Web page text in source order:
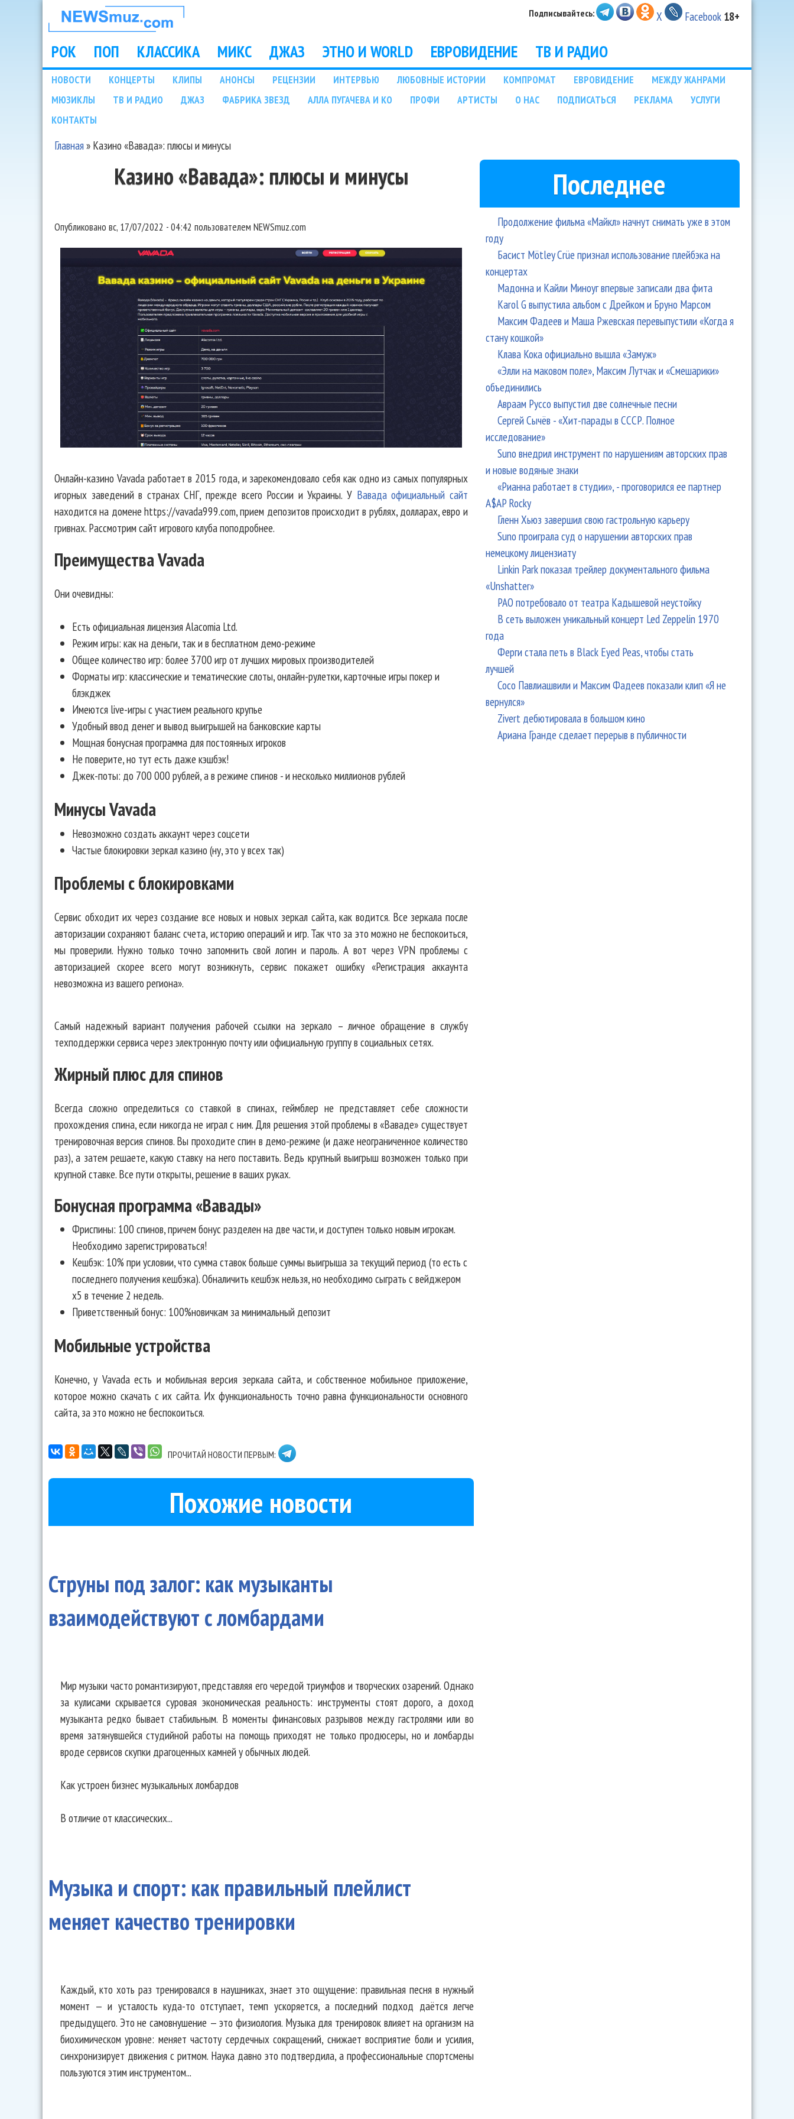
НОВОСТИ
МУЗЫКИ И
ШОУ БИЗНЕСА
NEWSMUZ.COM
Подписывайтесь: X Facebook 18+
Main menu
РОК ПОП КЛАССИКА МИКС ДЖАЗ ЭТНО И WORLD ЕВРОВИДЕНИЕ ТВ И РАДИО
Подразделы
НОВОСТИ КОНЦЕРТЫ КЛИПЫ АНОНСЫ РЕЦЕНЗИИ ИНТЕРВЬЮ ЛЮБОВНЫЕ ИСТОРИИ КОМПРОМАТ ЕВРОВИДЕНИЕ
МЕЖДУ ЖАНРАМИ
МЮЗИКЛЫ
ТВ И РАДИО ДЖАЗ ФАБРИКА ЗВЕЗД АЛЛА ПУГАЧЕВА И КО ПРОФИ АРТИСТЫ О НАС ПОДПИСАТЬСЯ РЕКЛАМА
УСЛУГИ
КОНТАКТЫ
Главная» Казино «Вавада»: плюсы и минусы
Казино «Вавада»: плюсы и минусы
Опубликовано вс, 17/07/2022 - 04:42 пользователем NEWSmuz.com
Онлайн-казино Vavada работает в 2015 года, и зарекомендовало себя как одно из самых популярных
игорных заведений в странах СНГ, прежде всего России и Украины. У Вавада официальный сайт
находится на домене https://vavada999.com, прием депозитов происходит в рублях, долларах, евро и
гривнах. Рассмотрим сайт игрового клуба поподробнее.
Преимущества Vavada
Они очевидны:
Есть официальная лицензия Alacomia Ltd.
Режим игры: как на деньги, так и в бесплатном демо-режиме
Общее количество игр: более 3700 игр от лучших мировых производителей
Форматы игр: классические и тематические слоты, онлайн-рулетки, карточные игры покер и
блэкджек
Имеются live-игры с участием реального крупье
Удобный ввод денег и вывод выигрышей на банковские карты
Мощная бонусная программа для постоянных игроков
Не поверите, но тут есть даже кэшбэк!
Джек-поты: до 700 000 рублей, а в режиме спинов - и несколько миллионов рублей
Минусы Vavada
Невозможно создать аккаунт через соцсети
Частые блокировки зеркал казино (ну, это у всех так)
Проблемы с блокировками
Сервис обходит их через создание все новых и новых зеркал сайта, как водится. Все зеркала после
авторизации сохраняют баланс счета, историю операций и игр. Так что за это можно не беспокоиться,
мы проверили. Нужно только точно запомнить свой логин и пароль. А вот через VPN проблемы с
авторизацией скорее всего могут возникнуть, сервис покажет ошибку «Регистрация аккаунта
невозможна из вашего региона».
Самый надежный вариант получения рабочей ссылки на зеркало – личное обращение в службу
техподдержки сервиса через электронную почту или официальную группу в социальных сетях.
Жирный плюс для спинов
Всегда сложно определиться со ставкой в спинах, геймблер не представляет себе сложности
прохождения спина, если никогда не играл с ним. Для решения этой проблемы в «Ваваде» существует
тренировочная версия спинов. Вы проходите спин в демо-режиме (и даже неограниченное количество
раз), а затем решаете, какую ставку на него поставить. Ведь крупный выигрыш возможен только при
крупной ставке. Все пути открыты, решение в ваших руках.
Бонусная программа «Вавады»
Фриспины: 100 спинов, причем бонус разделен на две части, и доступен только новым игрокам.
Необходимо зарегистрироваться!
Кешбэк: 10% при условии, что сумма ставок больше суммы выигрыша за текущий период (то есть с
последнего получения кешбэка). Обналичить кешбэк нельзя, но необходимо сыграть с вейджером
х5 в течение 2 недель.
Приветственный бонус: 100%новичкам за минимальный депозит
Мобильные устройства
Конечно, у Vavada есть и мобильная версия зеркала сайта, и собственное мобильное приложение,
которое можно скачать с их сайта. Их функциональность точно равна функциональности основного
сайта, за это можно не беспокоиться.
ПРОЧИТАЙ НОВОСТИ ПЕРВЫМ:
Похожие новости
Струны под залог: как музыканты
взаимодействуют с ломбардами
Мир музыки часто романтизируют, представляя его чередой триумфов и творческих озарений. Однако
за кулисами скрывается суровая экономическая реальность: инструменты стоят дорого, а доход
музыканта редко бывает стабильным. В моменты финансовых разрывов между гастролями или во
время затянувшейся студийной работы на помощь приходят не только продюсеры, но и ломбарды
вроде сервисов скупки драгоценных камней у обычных людей.
Как устроен бизнес музыкальных ломбардов
В отличие от классических...
Музыка и спорт: как правильный плейлист
меняет качество тренировки
Каждый, кто хоть раз тренировался в наушниках, знает это ощущение: правильная песня в нужный
момент — и усталость куда-то отступает, темп ускоряется, а последний подход даётся легче
предыдущего. Это не самовнушение — это физиология. Музыка для тренировок влияет на организм на
биохимическом уровне: меняет частоту сердечных сокращений, снижает восприятие боли и усилия,
синхронизирует движения с ритмом. Наука давно это подтвердила, а профессиональные спортсмены
пользуются этим инструментом...
Последнее
Продолжение фильма «Майкл» начнут снимать уже в этом
году
Басист Mötley Crüe признал использование плейбэка на
концертах
Мадонна и Кайли Миноуг впервые записали два фита
Karol G выпустила альбом с Дрейком и Бруно Марсом
Максим Фадеев и Маша Ржевская перевыпустили «Когда я
стану кошкой»
Клава Кока официально вышла «Замуж»
«Элли на маковом поле», Максим Лутчак и «Смешарики»
объединились
Авраам Руссо выпустил две солнечные песни
Сергей Сычёв - «Хит-парады в СССР. Полное
исследование»
Suno внедрил инструмент по нарушениям авторских прав
и новые водяные знаки
«Рианна работает в студии», - проговорился ее партнер
A$AP Rocky
Гленн Хьюз завершил свою гастрольную карьеру
Suno проиграла суд о нарушении авторских прав
немецкому лицензиату
Linkin Park показал трейлер документального фильма
«Unshatter»
РАО потребовало от театра Кадышевой неустойку
В сеть выложен уникальный концерт Led Zeppelin 1970
года
Ферги стала петь в Black Eyed Peas, чтобы стать
лучшей
Сосо Павлиашвили и Максим Фадеев показали клип «Я не
вернулся»
Zivert дебютировала в большом кино
Ариана Гранде сделает перерыв в публичности